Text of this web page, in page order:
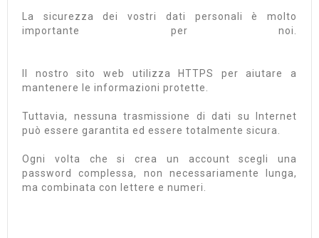
La sicurezza dei vostri dati personali è molto
importante per noi.
Il nostro sito web utilizza HTTPS per aiutare a
mantenere le informazioni protette.
Tuttavia, nessuna trasmissione di dati su Internet
può essere garantita ed essere totalmente sicura.
Ogni volta che si crea un account scegli una
password complessa, non necessariamente lunga,
ma combinata con lettere e numeri.